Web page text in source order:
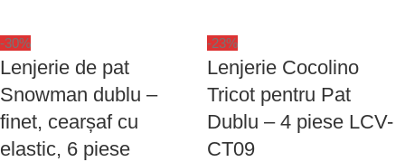
-30%
Lenjerie de pat
Snowman dublu –
finet, cearșaf cu
elastic, 6 piese
-23%
Lenjerie Cocolino
Tricot pentru Pat
Dublu – 4 piese LCV-
CT09